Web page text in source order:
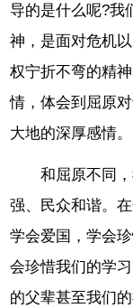
导的是什么呢?我
神，是面对危机
权宁折不弯的精
情，体会到屈原
大地的深厚感情。
和屈原不同
强、民众和谐。
学会爱国，学会
会珍惜我们的学
的父辈甚至我们